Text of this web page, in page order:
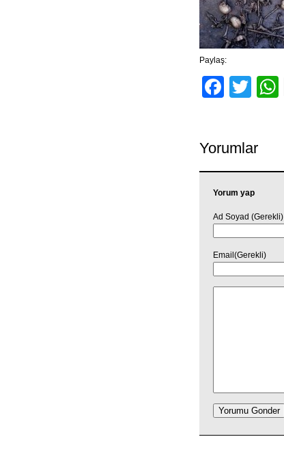
Paylaş:
Yorumlar
Yorum yap
Ad Soyad (Gerekli)
Email(Gerekli)